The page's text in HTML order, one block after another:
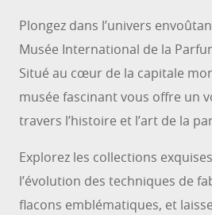
Plongez dans l’univers
Musée International de la
Situé au cœur de la capitale
musée fascinant vous offre un
travers l’histoire et l’art de la
Explorez les collections
l’évolution des techniques de
flacons emblématiques, et